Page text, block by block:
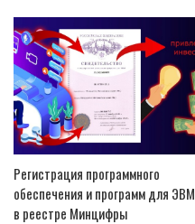
Регистрация программного
обеспечения и программ для ЭВМ
в реестре Минцифры